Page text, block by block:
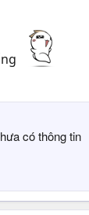
có thông tin